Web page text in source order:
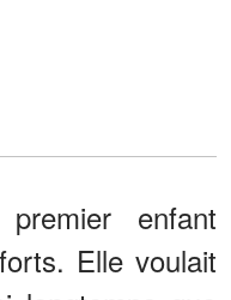
enfant
Elle voulait